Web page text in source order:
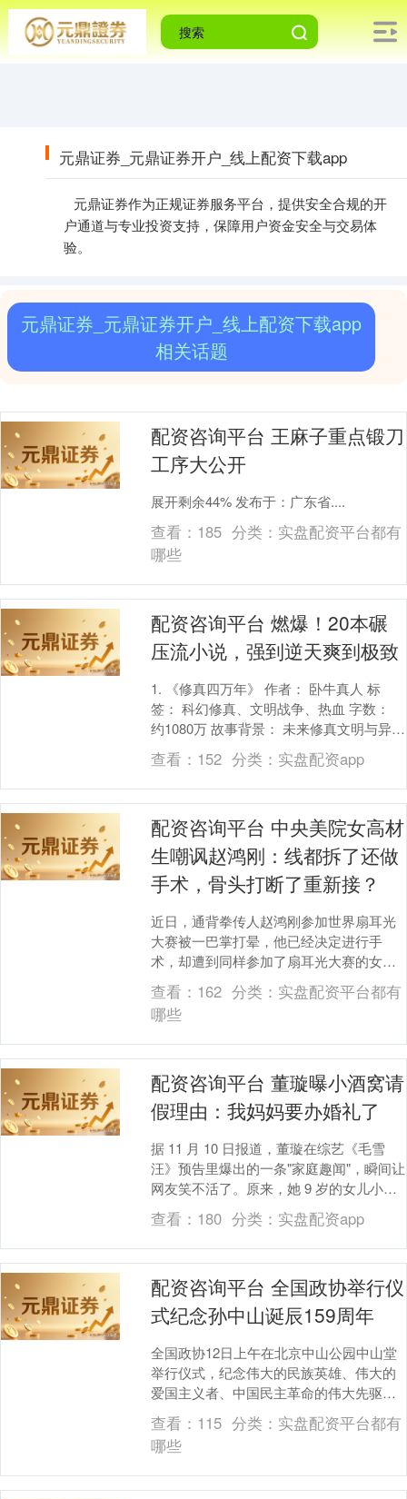
元鼎证券_元鼎证券开户_线上配资下载app
元鼎证券作为正规证券服务平台，提供安全合规的开
户通道与专业投资支持，保障用户资金安全与交易体
验。
元鼎证券_元鼎证券开户_线上配资下载app
相关话题
配资咨询平台 王麻子重点锻刀
工序大公开
展开剩余44% 发布于：广东省....
查看： 185 分类： 实盘配资平台都有
哪些
配资咨询平台 燃爆！20本碾
压流小说，强到逆天爽到极致
1. 《修真四万年》 作者： 卧牛真人 标
签： 科幻修真、文明战争、热血 字数：
约1080万 故事背景： 未来修真文明与异族
宇宙的生存战争。 小说故事： 李耀....
查看： 152 分类： 实盘配资app
配资咨询平台 中央美院女高材
生嘲讽赵鸿刚：线都拆了还做
手术，骨头打断了重新接？
近日，通背拳传人赵鸿刚参加世界扇耳光
大赛被一巴掌打晕，他已经决定进行手
术，却遭到同样参加了扇耳光大赛的女选
手丁苗的嘲讽。 丁苗毕业于中央美术学院
油画系，从事过影....
查看： 162 分类： 实盘配资平台都有
哪些
配资咨询平台 董璇曝小酒窝请
假理由：我妈妈要办婚礼了
据 11 月 10 日报道，董璇在综艺《毛雪
汪》预告里爆出的一条"家庭趣闻"，瞬间让
网友笑不活了。原来，她 9 岁的女儿小酒
窝，竟直接用"我妈妈要办婚礼了"作为....
查看： 180 分类： 实盘配资app
配资咨询平台 全国政协举行仪
式纪念孙中山诞辰159周年
全国政协12日上午在北京中山公园中山堂
举行仪式，纪念伟大的民族英雄、伟大的
爱国主义者、中国民主革命的伟大先驱孙
中山先生诞辰159周年。 全国政协副主席
巴特尔代表....
查看： 115 分类： 实盘配资平台都有
哪些